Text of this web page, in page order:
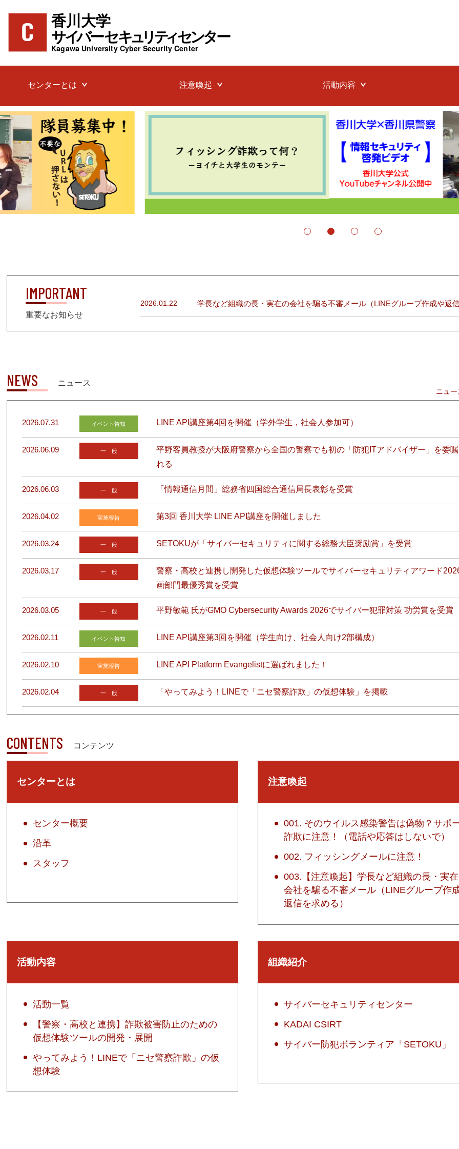
センターとは
沿革
スタッフ
注意喚起
偽物？サポート詐欺に注意！
（電話や応答はしないで）
003.【注意喚起】学長など組
や返信を求める）
活動内容
【警察・高校と連携】詐欺被
害防止のための仮想体験ツー
やってみよう！LINEで「ニ
ター
サ
「
1 2 3 4
IMPORTANT
重要なお知らせ
2026.01.22 学長など組織の長・実在の会社を騙る不審メール（LINEグループ作成や返信
NEWS ニュース
ニュ
2026.07.31 イベント告知 LINE API講座第4回を開催（学外学生，社会人参加可）
2026.06.09 一 般
平野客員教授が大阪府警察から全国の警察でも初の「防犯ITアドバイザー」を委嘱
れる
2026.06.03 一 般 「情報通信月間」総務省四国総合通信局長表彰を受賞
2026.04.02 実施報告 第3回 香川大学 LINE API講座を開催しました
2026.03.24 一 般 SETOKUが「サイバーセキュリティに関する総務大臣奨励賞」を受賞
2026.03.17 一 般
警察・高校と連携し開発した仮想体験ツールでサイバーセキュリティアワード
画部門最優秀賞を受賞
2026.03.05 一 般 平野敏範 氏がGMO Cybersecurity Awards 2026でサイバー犯罪対策 功労賞を受賞
2026.02.11 イベント告知 LINE API講座第3回を開催（学生向け、社会人向け2部構成）
2026.02.10 実施報告 LINE API Platform Evangelistに選ばれました！
2026.02.04 一 般 「やってみよう！LINEで「ニセ警察詐欺」の仮想体験」を掲載
CONTENTS コンテンツ
センターとは
センター概要
沿革
スタッフ
注意喚起
001. そのウイルス感染警告は偽物？サポ
詐欺に注意！（電話や応答はしないで）
002. フィッシングメールに注意！
003.【注意喚起】学長など組織の長・実
会社を騙る不審メール（LINEグループ作
返信を求める）
活動内容
活動一覧
【警察・高校と連携】詐欺被害防止のための
仮想体験ツールの開発・展開
やってみよう！LINEで「ニセ警察詐欺」の仮
想体験
組織紹介
サイバーセキュリティセンター
KADAI CSIRT
サイバー防犯ボランティア「SETOKU」